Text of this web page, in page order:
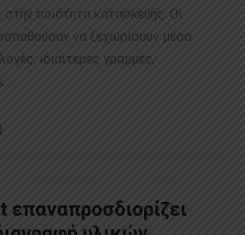
στην ποιότητα κατασκευής. Οι
να ξεχωρίσουν μέσα
ιδιαίτερες γραμμές,
επαναπροσδιορίζει